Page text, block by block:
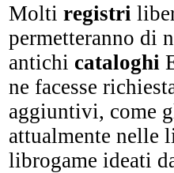
Molti registri
permetteranno di
antichi cataloghi
ne facesse
aggiuntivi, come
attualmente nelle
librogame ideati